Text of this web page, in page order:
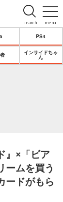
menu
search
PS4
インサイドちゃ
ん
』×「ビア
ームを買う
ードがもら